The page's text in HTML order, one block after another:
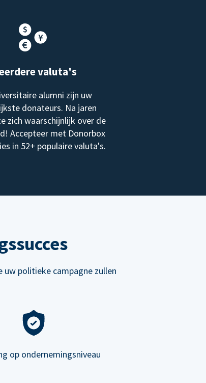
valuta's
alumni zijn uw
donateurs. Na jaren
zich waarschijnlijk over de
Accepteer met Donorbox
in 52+ populaire valuta's.
politieke campagne zullen
op ondernemingsniveau